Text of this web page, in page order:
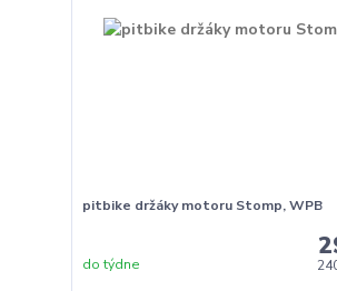
pitbike držáky motoru Stomp, WPB
do týdne